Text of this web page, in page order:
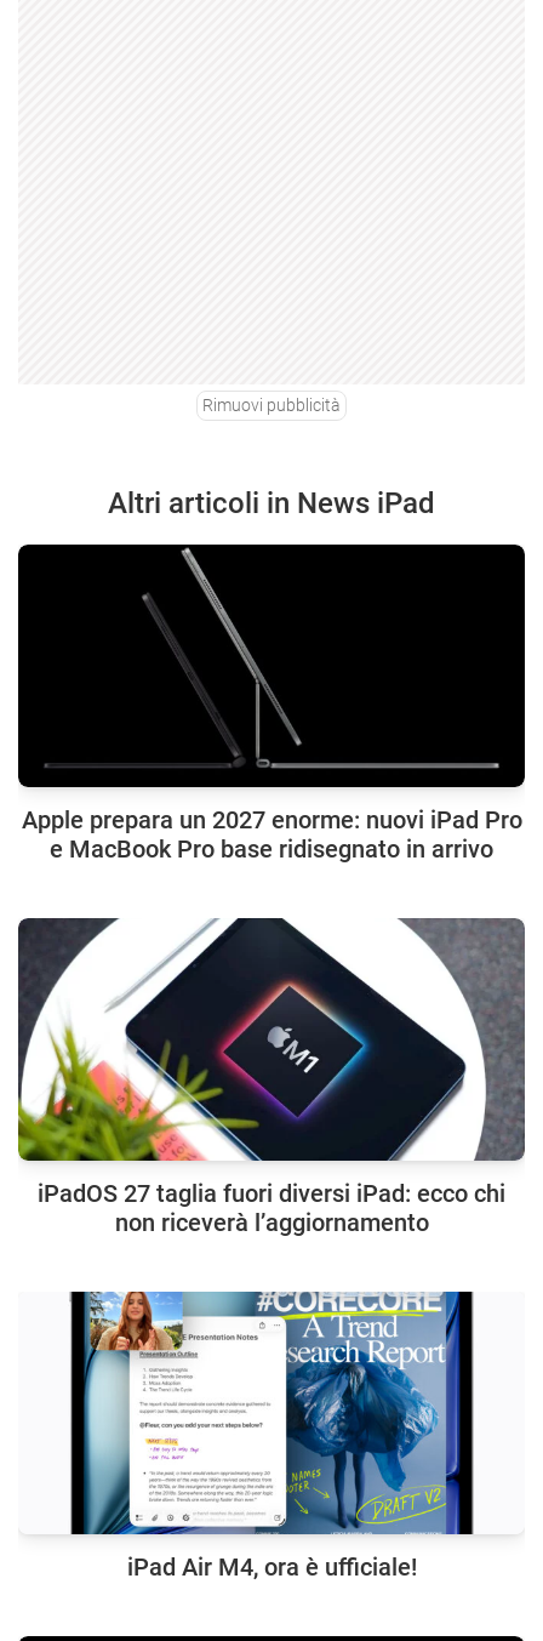
Rimuovi pubblicità
Altri articoli in News iPad
Apple prepara un 2027 enorme: nuovi iPad Pro
e MacBook Pro base ridisegnato in arrivo
iPadOS 27 taglia fuori diversi iPad: ecco chi
non riceverà l’aggiornamento
iPad Air M4, ora è ufficiale!